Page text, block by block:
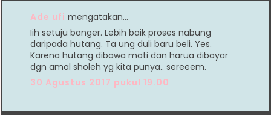
Ade ufi mengatakan…
Iih setuju banger. Lebih baik proses nabung
daripada hutang. Ta ung duli baru beli. Yes.
Karena hutang dibawa mati dan harua dibayar
dgn amal sholeh yg kita punya.. sereeem.
30 Agustus 2017 pukul 19.00